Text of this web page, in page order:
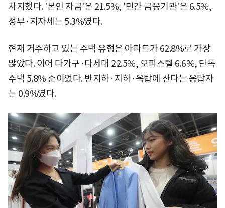
차지했다. '본인 자금'은 21.5%, '민간 금융기관'은 6.5%,
정부·지자체는 5.3%였다.
현재 거주하고 있는 주택 유형은 아파트가 62.8%로 가장
많았다. 이어 다가구·다세대 22.5%, 오피스텔 6.6%, 단독
주택 5.8% 순이었다. 반지하·지하·옥탑에 산다는 응답자
는 0.9%였다.